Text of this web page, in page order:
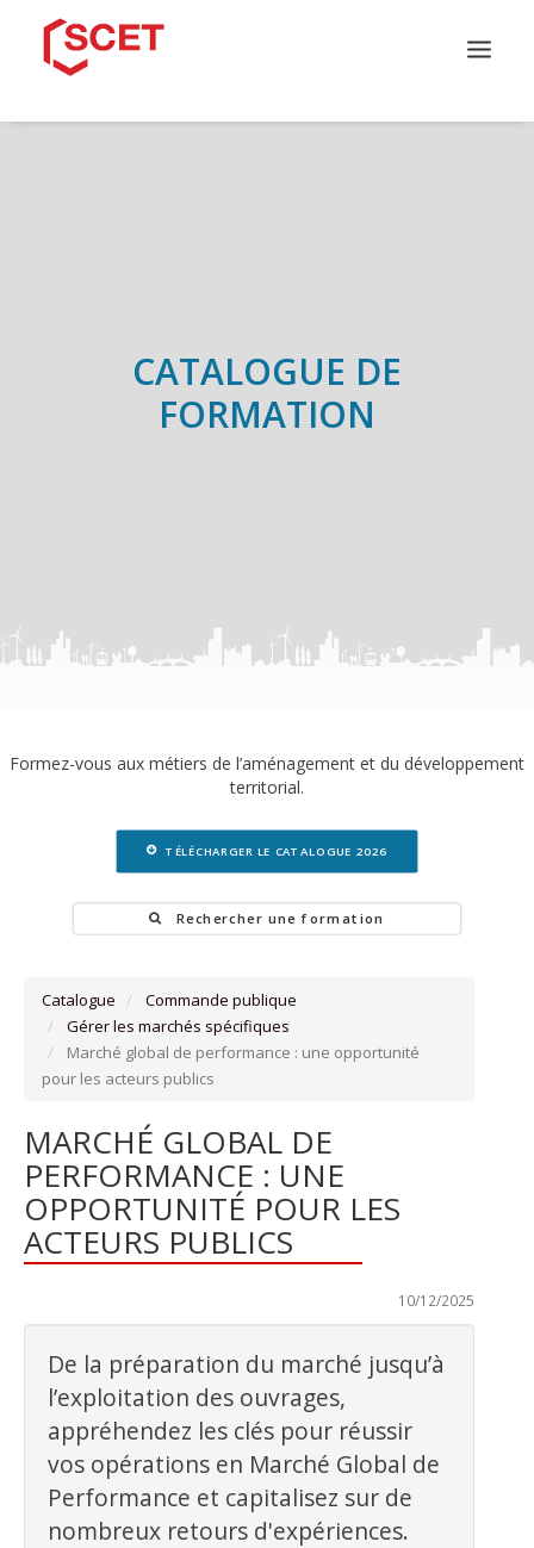
CATALOGUE DE
FORMATION
Formez-vous aux métiers de l’aménagement et du développement
territorial.
TÉLÉCHARGER LE CATALOGUE 2026
Rechercher une formation
Catalogue
Commande publique
Gérer les marchés spécifiques
Marché global de performance : une opportunité
pour les acteurs publics
MARCHÉ GLOBAL DE
PERFORMANCE : UNE
OPPORTUNITÉ POUR LES
ACTEURS PUBLICS
10/12/2025
De la préparation du marché jusqu’à
l’exploitation des ouvrages,
appréhendez les clés pour réussir
vos opérations en Marché Global de
Performance et capitalisez sur de
nombreux retours d'expériences.